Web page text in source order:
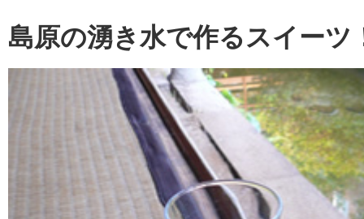
島原の湧き水で作るスイーツ